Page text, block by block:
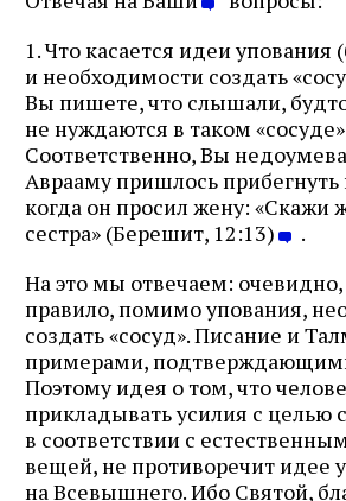
1. Что касается идеи упования
и необходимости создать
Вы пишете, что слышали,
не нуждаются в таком
Соответственно, Вы
Аврааму пришлось прибегнуть
когда он просил жену: «Скажи
сестра» (Берешит, 12:13)
.
На это мы отвечаем: очевидно,
правило, помимо упования,
создать «сосуд». Писание и
примерами, подтверждающими
Поэтому идея о том, что
прикладывать усилия с целью
в соответствии с
вещей, не противоречит идее
на Всевышнего. Ибо Святой,